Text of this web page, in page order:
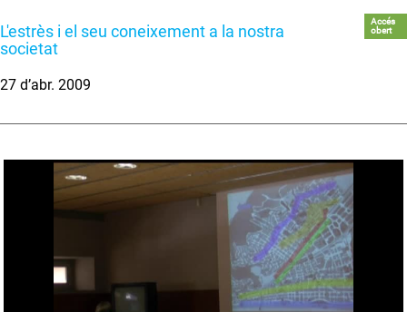
L'estrès i el seu coneixement a la nostra
societat
Accés
obert
27 d’abr. 2009